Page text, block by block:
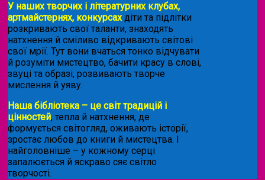
У наших творчих і літературних клубах,
артмайстернях, конкурсахдіти та підлітки
розкривають свої таланти, знаходять
натхнення й сміливо відкривають світові
свої мрії. Тут вони вчаться тонко відчувати
й розуміти мистецтво, бачити красу в слові,
звуці та образі, розвивають творче
мислення й уяву.
Наша бібліотека – це світ традицій і
цінностей, тепла й натхнення, де
формується світогляд, оживають історії,
зростає любов до книги й мистецтва. І
найголовніше – у кожному серці
запалюється й яскраво сяє світло
творчості.